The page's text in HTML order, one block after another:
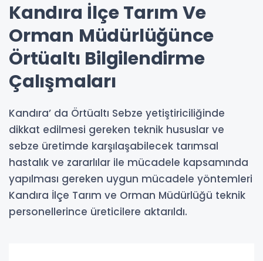
Kandıra İlçe Tarım Ve
Orman Müdürlüğünce
Örtüaltı Bilgilendirme
Çalışmaları
Kandıra’ da Örtüaltı Sebze yetiştiriciliğinde
dikkat edilmesi gereken teknik hususlar ve
sebze üretimde karşılaşabilecek tarımsal
hastalık ve zararlılar ile mücadele kapsamında
yapılması gereken uygun mücadele yöntemleri
Kandıra İlçe Tarım ve Orman Müdürlüğü teknik
personellerince üreticilere aktarıldı.